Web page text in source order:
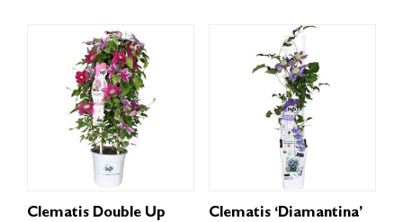
Clematis Double Up
Clematis ‘Diamantina’